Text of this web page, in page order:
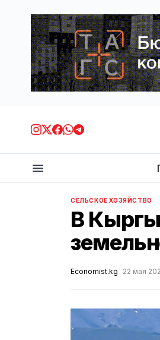
СЕЛЬСКОЕ ХОЗЯЙСТВО
В
Economist.kg 22 мая